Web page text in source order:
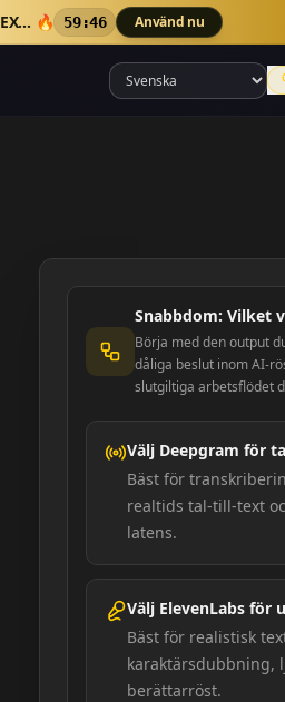
FÖRSTA PÅFYLLNINGEN GER 50 EXTRA CREDITS 🔥 59:45 Använd nu
Snabbdom: Vilket
Börja med den output
dåliga beslut inom AI-
slutgiltiga arbetsflödet
Välj Deepgram för
Bäst för
realtids tal-till-text
latens.
Välj ElevenLabs
Bäst för realistisk
karaktärsdubbning,
berättarröst.